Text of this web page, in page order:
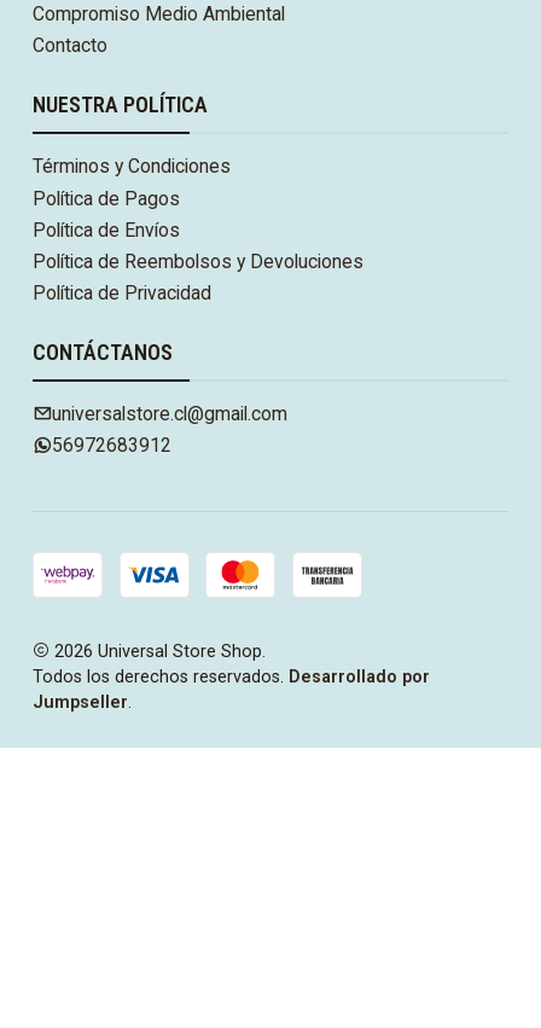
Compromiso Medio Ambiental
Contacto
NUESTRA POLÍTICA
Términos y Condiciones
Política de Pagos
Política de Envíos
Política de Reembolsos y Devoluciones
Política de Privacidad
CONTÁCTANOS
universalstore.cl@gmail.com
56972683912
2026 Universal Store Shop.
Todos los derechos reservados. Desarrollado por
Jumpseller.